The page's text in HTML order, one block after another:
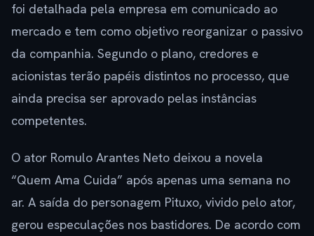
foi detalhada pela empresa em comunicado ao
mercado e tem como objetivo reorganizar o passivo
da companhia. Segundo o plano, credores e
acionistas terão papéis distintos no processo, que
ainda precisa ser aprovado pelas instâncias
competentes.
O ator Romulo Arantes Neto deixou a novela
“Quem Ama Cuida” após apenas uma semana no
ar. A saída do personagem Pituxo, vivido pelo ator,
gerou especulações nos bastidores. De acordo com